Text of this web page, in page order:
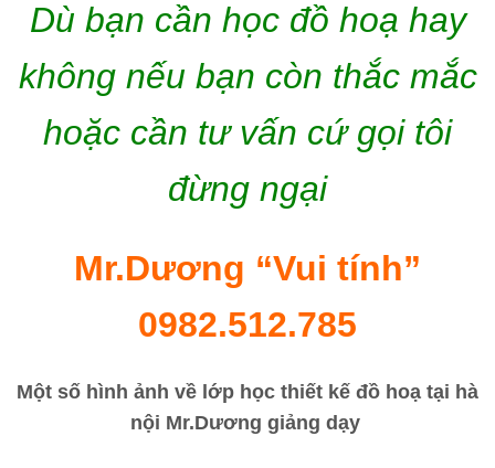
Dù bạn cần học đồ hoạ hay
không nếu bạn còn thắc mắc
hoặc cần tư vấn cứ gọi tôi
đừng ngại
Mr.Dương “Vui tính”
0982.512.785
Một số hình ảnh về lớp học thiết kế đồ hoạ tại hà
nội Mr.Dương giảng dạy